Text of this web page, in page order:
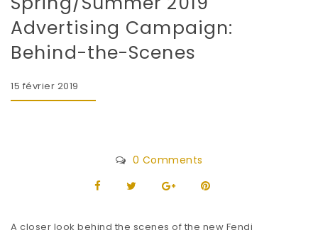
Advertising Campaign:
Behind-the-Scenes
15 février 2019
0 Comments
A closer look behind the scenes of the new Fendi